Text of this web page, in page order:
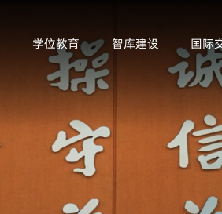
学位教育 智库建设 国际